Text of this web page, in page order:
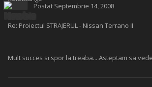
Postat Septembrie 14, 2008
Re: Proiectul STRAJERUL - Nissan Terrano II
Mult succes si spor la treaba....Asteptam sa